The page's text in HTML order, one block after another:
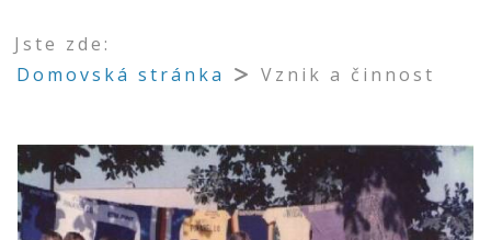
Jste zde:
Domovská stránka
Vznik a činnost